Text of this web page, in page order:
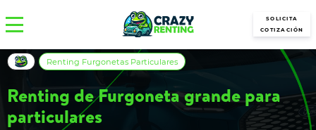
SOLICITA
COTIZACIÓN
Renting de Furgoneta grande para
particulares
Renting Furgonetas Particulares